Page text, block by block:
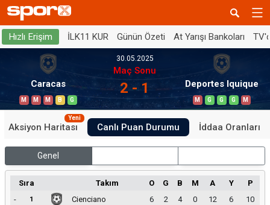
Hızlı Erişim İLK11 KUR Günün Özeti At Yarışı Bankoları
Caracas
M M M B G
30.05.2025
Maç Sonu
2 - 1 Deportes Iquique
M G G G M
Aksiyon Haritası
Yeni
Canlı Puan Durumu İddaa Oranları
Genel
Sıra Takım O G B M A Y
P
-
1 Cienciano 6 2 4 0 12 6
10